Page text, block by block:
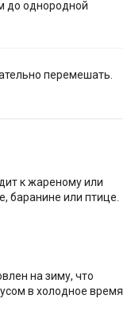
до однородной
перемешать.
к жареному или
баранине или птице.
на зиму, что
в холодное время